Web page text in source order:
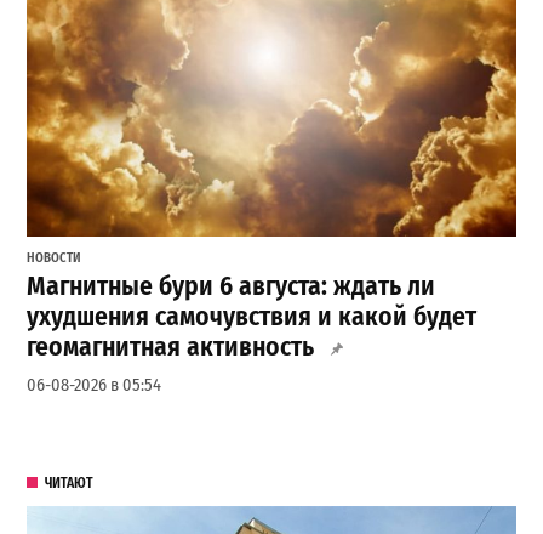
НОВОСТИ
Магнитные бури 6 августа: ждать ли
ухудшения самочувствия и какой будет
геомагнитная активность
06-08-2026 в 05:54
ЧИТАЮТ